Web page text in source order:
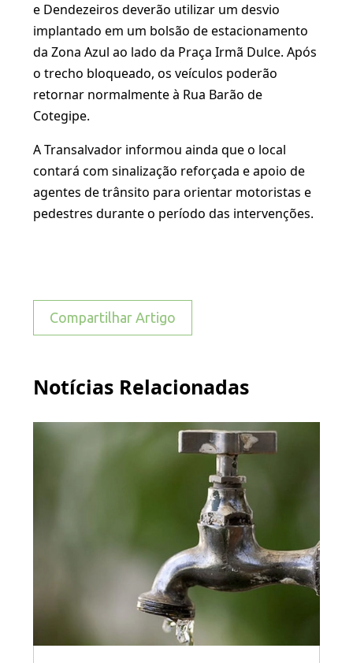
e Dendezeiros deverão utilizar um desvio
implantado em um bolsão de estacionamento
da Zona Azul ao lado da Praça Irmã Dulce. Após
o trecho bloqueado, os veículos poderão
retornar normalmente à Rua Barão de
Cotegipe.
A Transalvador informou ainda que o local
contará com sinalização reforçada e apoio de
agentes de trânsito para orientar motoristas e
pedestres durante o período das intervenções.
Compartilhar Artigo
Notícias Relacionadas